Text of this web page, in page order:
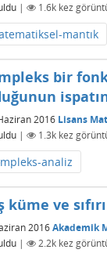
| 1.6kkez
mantık
bir
2016 Lisans
| 1.3kkez
analiz
küme ve
2016 Akademik
| 2.2kkez